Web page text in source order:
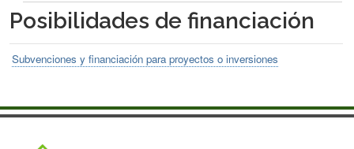
Posibilidades de financiación
Subvenciones y financiación para proyectos o inversiones